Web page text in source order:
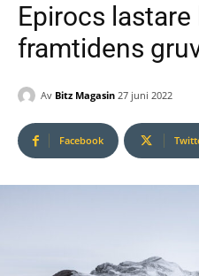
Epirocs
framtidens
Av Bitz Magasin 27 juni 2022
Facebook